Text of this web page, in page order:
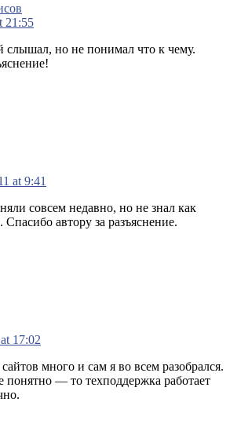
21:55
слышал, но не понимал что к чему.
at 9:41
совсем недавно, но не знал как
Спасибо автору за разъяснение.
17:02
много и сам я во всем разобрался.
понятно — то техподдержка работает